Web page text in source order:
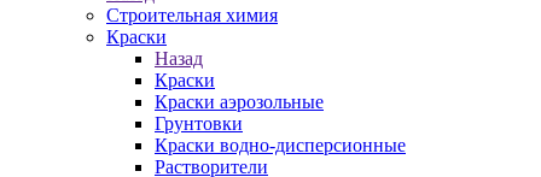
Строительная химия
Краски
Назад
Краски
Краски аэрозольные
Грунтовки
Краски водно-дисперсионные
Растворители